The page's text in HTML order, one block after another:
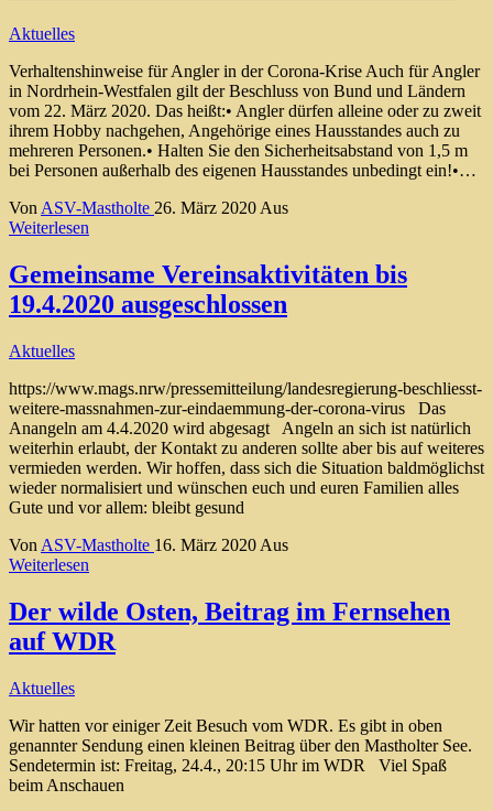
Aktuelles
Verhaltenshinweise für Angler in der Corona-Krise Auch für Angler
in Nordrhein-Westfalen gilt der Beschluss von Bund und Ländern
vom 22. März 2020. Das heißt:• Angler dürfen alleine oder zu zweit
ihrem Hobby nachgehen, Angehörige eines Hausstandes auch zu
mehreren Personen.• Halten Sie den Sicherheitsabstand von 1,5 m
bei Personen außerhalb des eigenen Hausstandes unbedingt ein!•…
Von ASV-Mastholte 26. März 2020 Aus
Weiterlesen
Gemeinsame Vereinsaktivitäten bis
19.4.2020 ausgeschlossen
Aktuelles
https://www.mags.nrw/pressemitteilung/landesregierung-beschliesst-
weitere-massnahmen-zur-eindaemmung-der-corona-virus Das
Anangeln am 4.4.2020 wird abgesagt Angeln an sich ist natürlich
weiterhin erlaubt, der Kontakt zu anderen sollte aber bis auf weiteres
vermieden werden. Wir hoffen, dass sich die Situation baldmöglichst
wieder normalisiert und wünschen euch und euren Familien alles
Gute und vor allem: bleibt gesund
Von ASV-Mastholte 16. März 2020 Aus
Weiterlesen
Der wilde Osten, Beitrag im Fernsehen
auf WDR
Aktuelles
Wir hatten vor einiger Zeit Besuch vom WDR. Es gibt in oben
genannter Sendung einen kleinen Beitrag über den Mastholter See.
Sendetermin ist: Freitag, 24.4., 20:15 Uhr im WDR Viel Spaß
beim Anschauen